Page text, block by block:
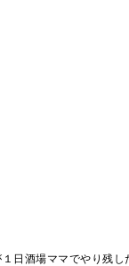
日酒場ママでやり残